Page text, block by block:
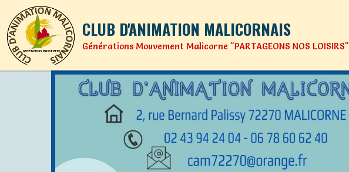
CLUB D'ANIMATION MALICORNAIS
Générations Mouvement Malicorne "PARTAGEONS NOS LOISIRS"